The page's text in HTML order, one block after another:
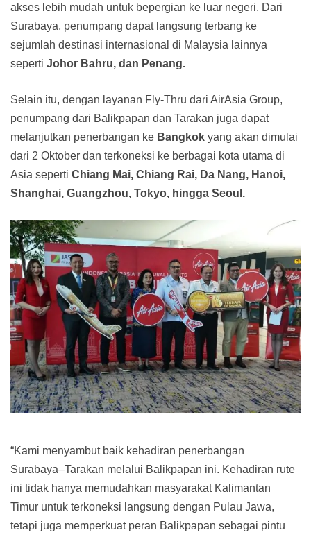
akses lebih mudah untuk bepergian ke luar negeri. Dari
Surabaya, penumpang dapat langsung terbang ke
sejumlah destinasi internasional di Malaysia lainnya
seperti Johor Bahru, dan Penang.
Selain itu, dengan layanan Fly-Thru dari AirAsia Group,
penumpang dari Balikpapan dan Tarakan juga dapat
melanjutkan penerbangan ke Bangkok yang akan dimulai
dari 2 Oktober dan terkoneksi ke berbagai kota utama di
Asia seperti Chiang Mai, Chiang Rai, Da Nang, Hanoi,
Shanghai, Guangzhou, Tokyo, hingga Seoul.
“Kami menyambut baik kehadiran penerbangan
Surabaya–Tarakan melalui Balikpapan ini. Kehadiran rute
ini tidak hanya memudahkan masyarakat Kalimantan
Timur untuk terkoneksi langsung dengan Pulau Jawa,
tetapi juga memperkuat peran Balikpapan sebagai pintu